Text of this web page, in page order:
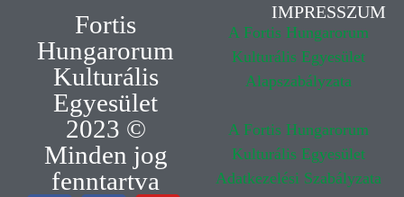
Fortis
Hungarorum
Kulturális
Egyesület
2023 ©
Minden jog
fenntartva
IMPRESSZUM
A Fortis Hungarorum
Kulturális Egyesület
Alapszabályzata
A Fortis Hungarorum
Kulturális Egyesület
Adatkezelési Szabályzata